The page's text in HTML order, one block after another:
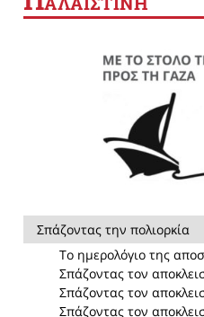
Σπάζοντας την πολιορκία
Το ημερολόγιο της
Σπάζοντας τον
Σπάζοντας τον
Σπάζοντας τον